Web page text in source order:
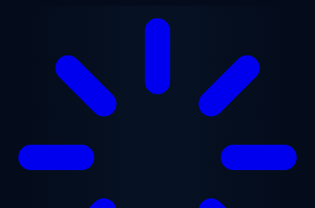
Перейти к основному содержанию